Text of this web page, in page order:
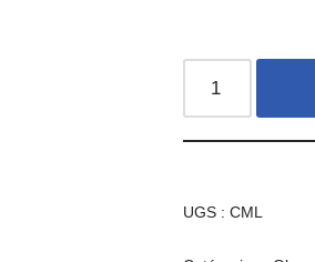
UGS :CML